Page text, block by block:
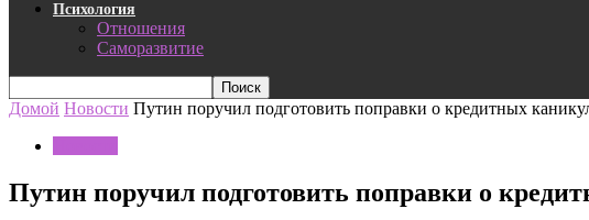
Психология
Отношения
Саморазвитие
Домой Новости Путин поручил подготовить поправки о кредитных
Путин поручил подготовить поправки о